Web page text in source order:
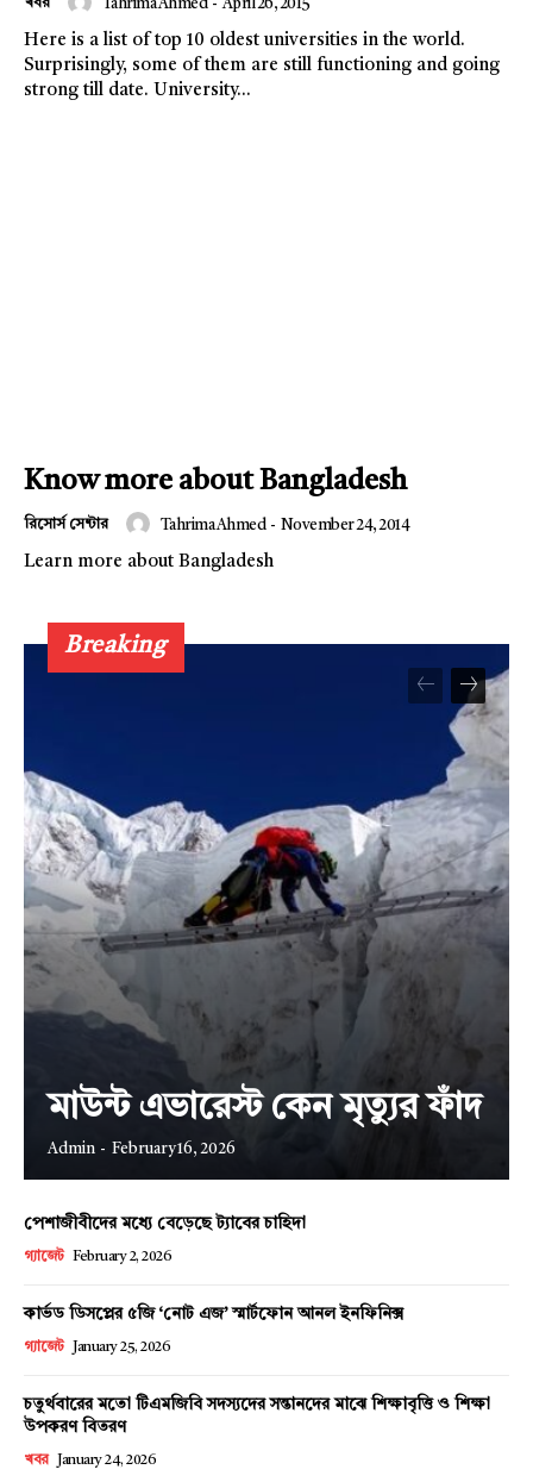
Champs21
Company
Contact us
খবর Tahrima Ahmed - April 26, 2015
Here is a list of top 10 oldest universities in the world.
Surprisingly, some of them are still functioning and going
strong till date. University...
Know more about Bangladesh
রিসোর্স সেন্টার Tahrima Ahmed - November 24, 2014
Learn more about Bangladesh
Breaking
মাউন্ট এভারেস্ট কেন মৃত্যুর ফাঁদ
Admin - February 16, 2026
পেশাজীবীদের মধ্যে বেড়েছে ট্যাবের চাহিদা
গ্যাজেট February 2, 2026
কার্ভড ডিসপ্লের ৫জি ‘নোট এজ’ স্মার্টফোন আনল ইনফিনিক্স
গ্যাজেট January 25, 2026
চতুর্থবারের মতো টিএমজিবি সদস্যদের সন্তানদের মাঝে শিক্ষাবৃত্তি ও শিক্ষা
উপকরণ বিতরণ
খবর January 24, 2026